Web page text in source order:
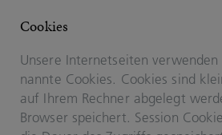
Coo­kies
Un­se­re In­ter­net­sei­ten
nann­te Coo­kies. Coo­kies sind
auf Ihrem Rech­ner ab­ge­legt
Brow­ser spei­chert. Ses­si­on